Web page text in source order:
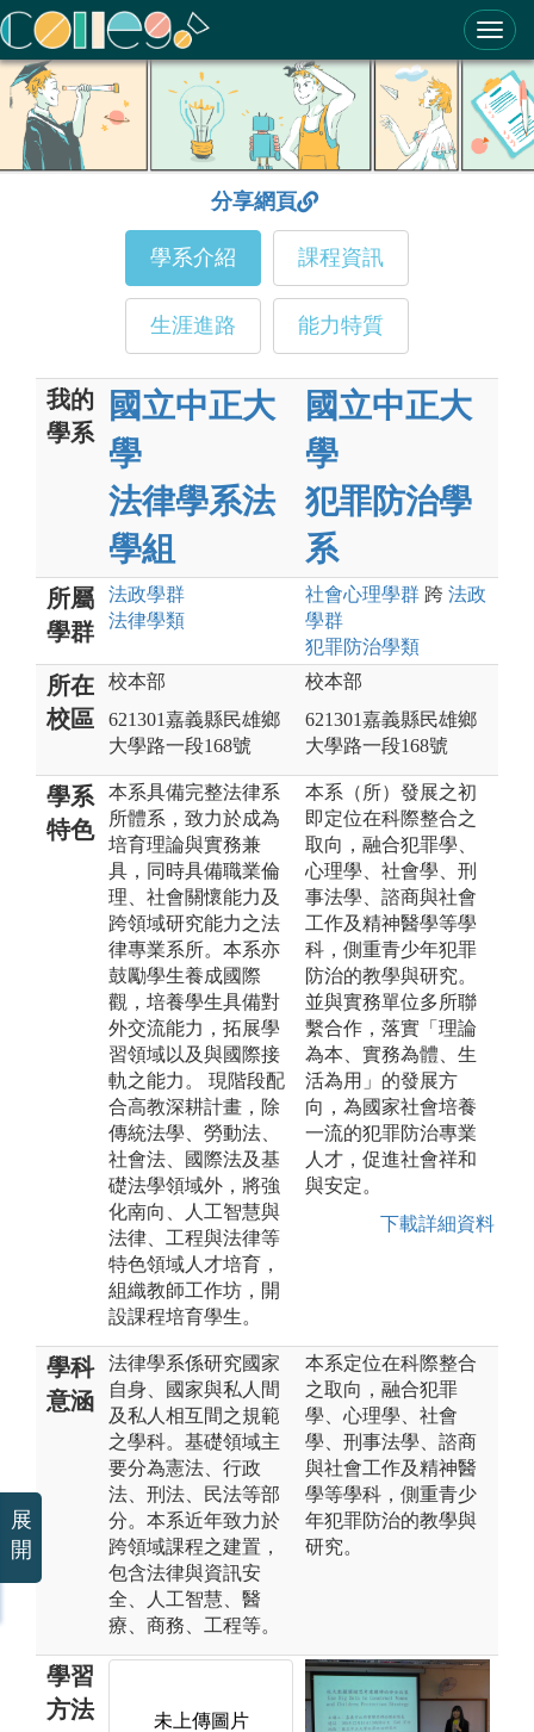
ColleGo! 大學選才與高中育才輔助系統
分享網頁
學系介紹 課程資訊
生涯進路 能力特質
我的
學系
國立中正大
學
法律學系法
學組
國立中正大
學
犯罪防治學
系
所屬
學群
法政學群
法律學類
社會心理學群 跨 法政
學群
犯罪防治學類
所在
校區
校本部
621301嘉義縣民雄鄉
大學路一段168號
校本部
621301嘉義縣民雄鄉
大學路一段168號
學系
特色
本系具備完整法律系
所體系，致力於成為
培育理論與實務兼
具，同時具備職業倫
理、社會關懷能力及
跨領域研究能力之法
律專業系所。本系亦
鼓勵學生養成國際
觀，培養學生具備對
外交流能力，拓展學
習領域以及與國際接
軌之能力。 現階段配
合高教深耕計畫，除
傳統法學、勞動法、
社會法、國際法及基
礎法學領域外，將強
化南向、人工智慧與
法律、工程與法律等
特色領域人才培育，
組織教師工作坊，開
設課程培育學生。
本系（所）發展之初
即定位在科際整合之
取向，融合犯罪學、
心理學、社會學、刑
事法學、諮商與社會
工作及精神醫學等學
科，側重青少年犯罪
防治的教學與研究。
並與實務單位多所聯
繫合作，落實「理論
為本、實務為體、生
活為用」的發展方
向，為國家社會培養
一流的犯罪防治專業
人才，促進社會祥和
與安定。
下載詳細資料
學科
意涵
法律學系係研究國家
自身、國家與私人間
及私人相互間之規範
之學科。基礎領域主
要分為憲法、行政
法、刑法、民法等部
分。本系近年致力於
跨領域課程之建置，
包含法律與資訊安
全、人工智慧、醫
療、商務、工程等。
本系定位在科際整合
之取向，融合犯罪
學、心理學、社會
學、刑事法學、諮商
與社會工作及精神醫
學等學科，側重青少
年犯罪防治的教學與
研究。
學習
方法
未上傳圖片 未上傳圖片
展
開